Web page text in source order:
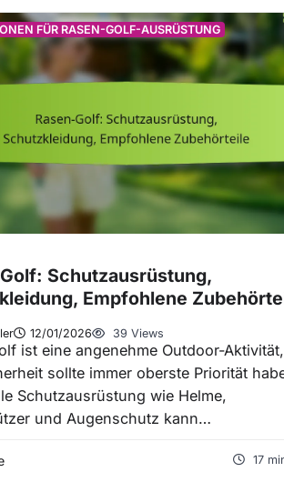
FÜR RASEN-GOLF-AUSRÜSTUNG
Schutzausrüstung,
Empfohlene
12/01/2026 39 Views
ist eine angenehme Outdoor-Aktivität,
sollte immer oberste Priorität
Schutzausrüstung wie Helme,
und Augenschutz kann…
17